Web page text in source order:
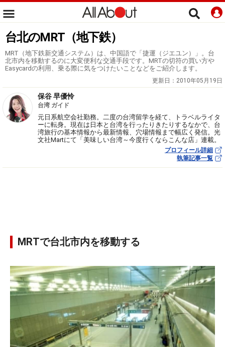
台北のMRT（地下鉄）
MRT（地下鉄新交通システム）は、中国語で「捷運（ジエユン）」。台
北市内を移動するのに大変便利な交通手段です。MRTの切符の買い方や
Easycardの利用、乗る際に気をつけたいことなどをご紹介します。
更新日： 2010年05月19日
保谷 早優怜
台湾 ガイド
元日系航空会社勤務。二度の台湾留学を経て、トラベルライタ
ーに転身。現在は日本と台湾を行ったりきたりするなかで、台
湾旅行の基本情報から最新情報、穴場情報まで幅広く発信。光
文社Martにて「美味しい台湾～今度行くならこんな店」連載。
プロフィール詳細
執筆記事一覧
MRTで台北市内を移動する